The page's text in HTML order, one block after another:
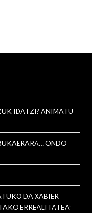
IDATZI? ANIMATU
ONDO
DA XABIER
ERREALITATEA”